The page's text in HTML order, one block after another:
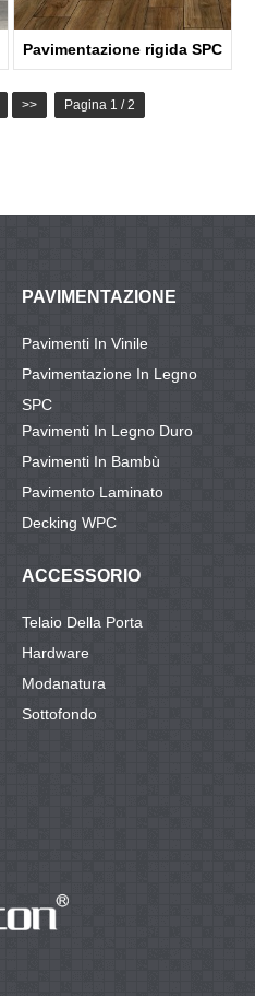
Pavimentazione rigida SPC
>> Pagina 1 / 2
PAVIMENTAZIONE
Pavimenti In Vinile
Pavimentazione In Legno
SPC
Pavimenti In Legno Duro
Pavimenti In Bambù
Pavimento Laminato
Decking WPC
ACCESSORIO
Telaio Della Porta
Hardware
Modanatura
Sottofondo